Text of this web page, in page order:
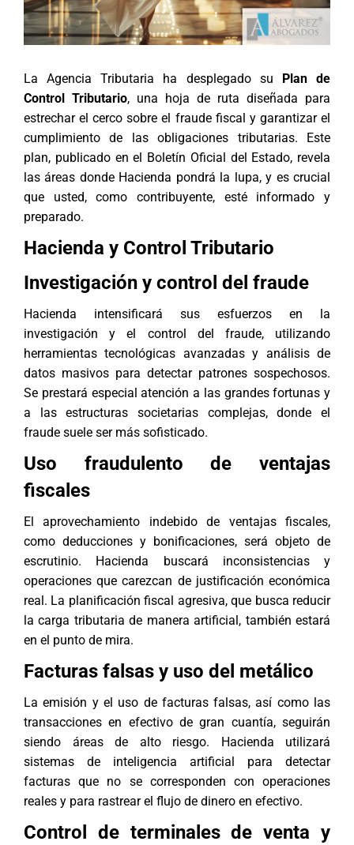
La Agencia Tributaria ha desplegado su Plan de
Control Tributario, una hoja de ruta diseñada para
estrechar el cerco sobre el fraude fiscal y garantizar el
cumplimiento de las obligaciones tributarias. Este
plan, publicado en el Boletín Oficial del Estado, revela
las áreas donde Hacienda pondrá la lupa, y es crucial
que usted, como contribuyente, esté informado y
preparado.
Hacienda y Control Tributario
Investigación y control del fraude
Hacienda intensificará sus esfuerzos en la
investigación y el control del fraude, utilizando
herramientas tecnológicas avanzadas y análisis de
datos masivos para detectar patrones sospechosos.
Se prestará especial atención a las grandes fortunas y
a las estructuras societarias complejas, donde el
fraude suele ser más sofisticado.
Uso fraudulento de ventajas
fiscales
El aprovechamiento indebido de ventajas fiscales,
como deducciones y bonificaciones, será objeto de
escrutinio. Hacienda buscará inconsistencias y
operaciones que carezcan de justificación económica
real. La planificación fiscal agresiva, que busca reducir
la carga tributaria de manera artificial, también estará
en el punto de mira.
Facturas falsas y uso del metálico
La emisión y el uso de facturas falsas, así como las
transacciones en efectivo de gran cuantía, seguirán
siendo áreas de alto riesgo. Hacienda utilizará
sistemas de inteligencia artificial para detectar
facturas que no se corresponden con operaciones
reales y para rastrear el flujo de dinero en efectivo.
Control de terminales de venta y